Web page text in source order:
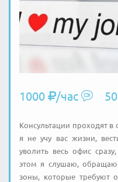
1000 /час
Консультации проходят в
я не учу вас жизни,
уволить весь офис
этом я слушаю,
зоны, которые требуют